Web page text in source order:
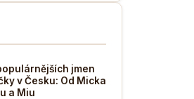
jmen
v Česku: Od Micka
a Miu